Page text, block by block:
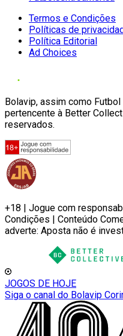
Termos e Condições
Políticas de
Política Editorial
Ad Choices
Bolavip, assim como
pertencente à Better
reservados.
+18 | Jogue com
Condições | Conteúdo
adverte: Aposta não é
JOGOS DE HOJE
Siga o canal do Bolavip